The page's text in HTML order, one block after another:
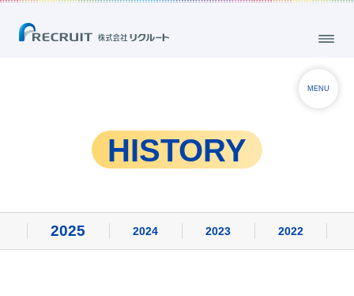
MENU
HISTORY
2025 2024 2023 2022